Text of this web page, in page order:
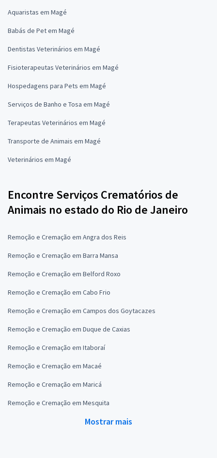
Aquaristas em Magé
Babás de Pet em Magé
Dentistas Veterinários em Magé
Fisioterapeutas Veterinários em Magé
Hospedagens para Pets em Magé
Serviços de Banho e Tosa em Magé
Terapeutas Veterinários em Magé
Transporte de Animais em Magé
Veterinários em Magé
Encontre Serviços Crematórios de
Animais no estado do Rio de Janeiro
Remoção e Cremação em Angra dos Reis
Remoção e Cremação em Barra Mansa
Remoção e Cremação em Belford Roxo
Remoção e Cremação em Cabo Frio
Remoção e Cremação em Campos dos Goytacazes
Remoção e Cremação em Duque de Caxias
Remoção e Cremação em Itaboraí
Remoção e Cremação em Macaé
Remoção e Cremação em Maricá
Remoção e Cremação em Mesquita
Mostrar mais